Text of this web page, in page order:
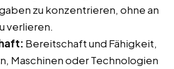
zu konzentrieren, ohne an
verlieren.
Bereitschaft und Fähigkeit,
Maschinen oder Technologien